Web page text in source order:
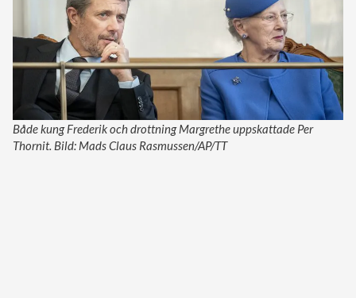
Både kung Frederik och drottning Margrethe uppskattade Per
Thornit. Bild: Mads Claus Rasmussen/AP/TT